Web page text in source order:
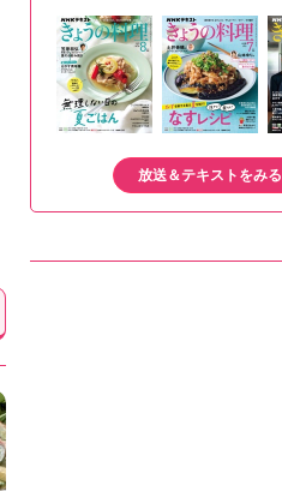
放送＆テキストをみる